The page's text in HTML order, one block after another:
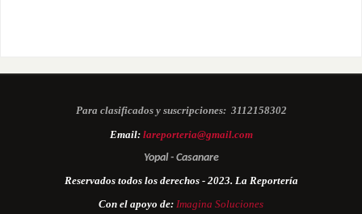
Para clasificados y suscripciones: 3112158302
Email: lareporteria@gmail.com
Yopal - Casanare
Reservados todos los derechos - 2023. La Reportería
Con el apoyo de: Imagina Soluciones